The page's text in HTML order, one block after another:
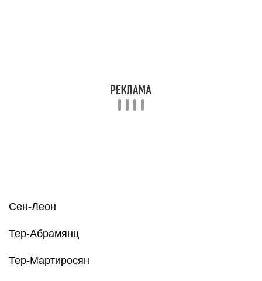
Сен-Леон
Тер-Абрамянц
Тер-Мартиросян